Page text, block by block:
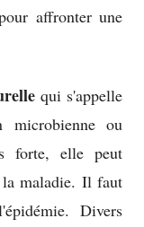
affronter une
qui s'appelle
microbienne ou
forte, elle peut
maladie. Il faut
Divers